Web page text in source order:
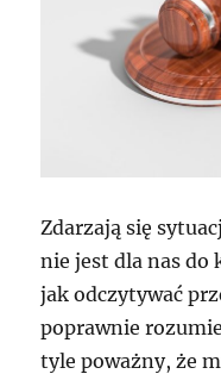
Zdarzają się
nie jest dla nas do
jak odczytywać
poprawnie
tyle poważny, że